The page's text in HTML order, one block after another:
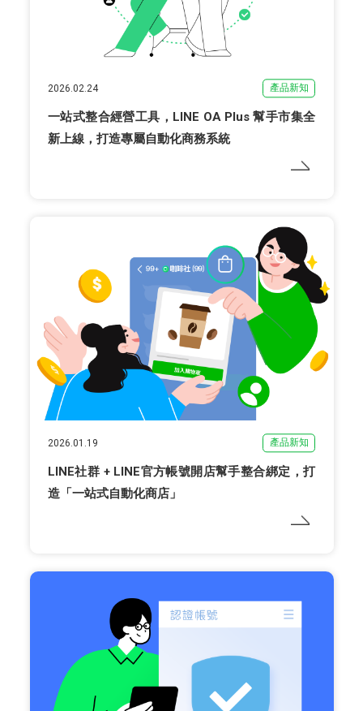
2026.02.24 產品新知
一站式整合經營工具，LINE OA Plus 幫手市集全
新上線，打造專屬自動化商務系統
2026.01.19 產品新知
LINE社群 + LINE官方帳號開店幫手整合綁定，打
造「一站式自動化商店」